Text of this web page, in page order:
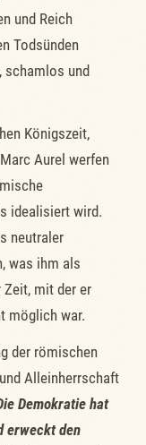
und Reich
Todsünden
schamlos und
Königszeit,
Aurel werfen
idealisiert wird.
neutraler
was ihm als
Zeit, mit der er
möglich war.
der römischen
Alleinherrschaft
Demokratie hat
erweckt den